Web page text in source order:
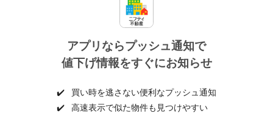
アプリならプッシュ通知で
値下げ情報をすぐにお知らせ
✔️
買い時を逃さない便利なプッシュ通知
✔️
高速表示で似た物件も見つけやすい
個人情報保護ポリシー 利用規約
ヘルプ・お問い合わせ 採用情報